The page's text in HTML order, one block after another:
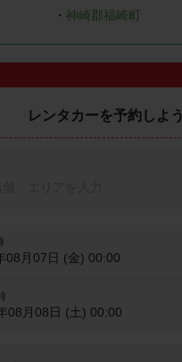
・ 神崎郡福崎町
レンタカーを予約しよう
08月07日 (金) 00:00
08月08日 (土) 00:00